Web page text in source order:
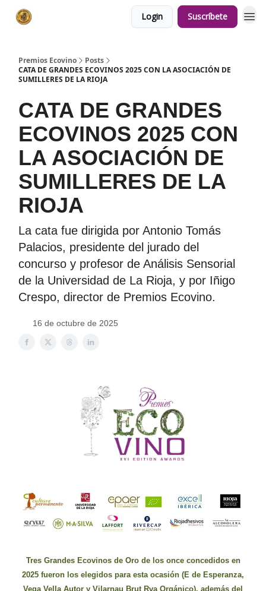
Login Suscríbete
Premios Ecovino
Posts
CATA DE GRANDES ECOVINOS 2025 CON LA ASOCIACIÓN DE
SUMILLERES DE LA RIOJA
CATA DE GRANDES
ECOVINOS 2025 CON
LA ASOCIACIÓN DE
SUMILLERES DE LA
RIOJA
La cata fue dirigida por Antonio Tomás
Palacios, presidente del jurado del
concurso y profesor de Análisis Sensorial
de la Universidad de La Rioja, y por Iñigo
Crespo, director de Premios Ecovino.
16 de octubre de 2025
Tres Grandes Ecovinos de Oro de los once concedidos en
2025 fueron los elegidos para esta ocasión (E de Esperanza,
Vega Vella Autor y Vilarnau Brut Rva Orgánico), además del